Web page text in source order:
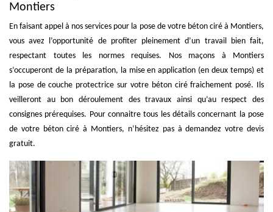
Montiers
En faisant appel à nos services pour la pose de votre béton ciré à Montiers,
vous avez l’opportunité de profiter pleinement d’un travail bien fait,
respectant toutes les normes requises. Nos maçons à Montiers
s’occuperont de la préparation, la mise en application (en deux temps) et
la pose de couche protectrice sur votre béton ciré fraichement posé. Ils
veilleront au bon déroulement des travaux ainsi qu’au respect des
consignes prérequises. Pour connaitre tous les détails concernant la pose
de votre béton ciré à Montiers, n’hésitez pas à demandez votre devis
gratuit.